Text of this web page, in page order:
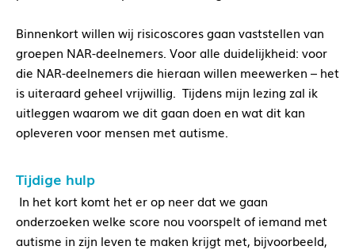
Binnenkort willen wij risicoscores gaan vaststellen van
groepen NAR-deelnemers. Voor alle duidelijkheid: voor
die NAR-deelnemers die hieraan willen meewerken – het
is uiteraard geheel vrijwillig. Tijdens mijn lezing zal ik
uitleggen waarom we dit gaan doen en wat dit kan
opleveren voor mensen met autisme.
Tijdige hulp
In het kort komt het er op neer dat we gaan
onderzoeken welke score nou voorspelt of iemand met
autisme in zijn leven te maken krijgt met, bijvoorbeeld,